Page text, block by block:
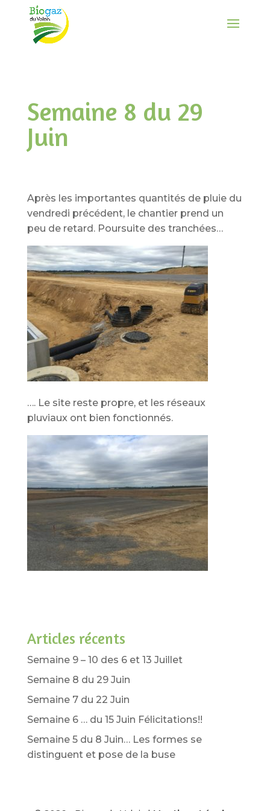
Semaine 8 du 29
Juin
Après les importantes quantités de pluie du
vendredi précédent, le chantier prend un
peu de retard. Poursuite des tranchées…
…. Le site reste propre, et les réseaux
pluviaux ont bien fonctionnés.
Articles récents
Semaine 9 – 10 des 6 et 13 Juillet
Semaine 8 du 29 Juin
Semaine 7 du 22 Juin
Semaine 6 … du 15 Juin Félicitations!!
Semaine 5 du 8 Juin… Les formes se
distinguent et pose de la buse